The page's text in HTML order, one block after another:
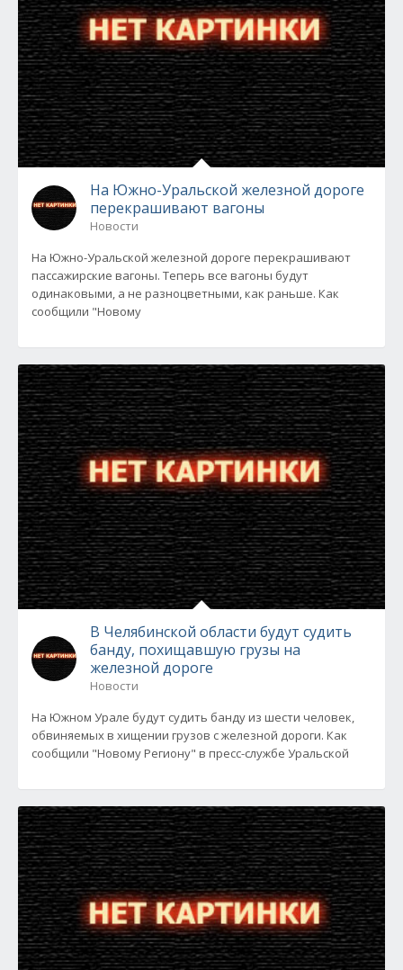
На Южно-Уральской железной дороге
перекрашивают вагоны
Новости
На Южно-Уральской железной дороге перекрашивают
пассажирские вагоны. Теперь все вагоны будут
одинаковыми, а не разноцветными, как раньше. Как
сообщили "Новому
В Челябинской области будут судить
банду, похищавшую грузы на
железной дороге
Новости
На Южном Урале будут судить банду из шести человек,
обвиняемых в хищении грузов с железной дороги. Как
сообщили "Новому Региону" в пресс-службе Уральской